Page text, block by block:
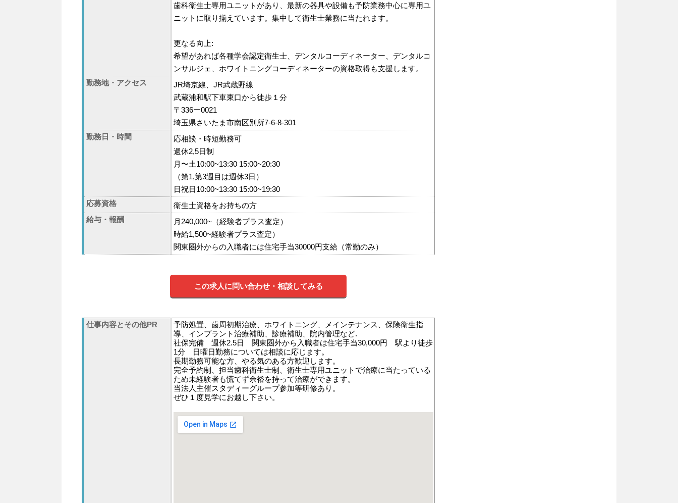
歯科衛生士専用ユニットがあり、最新の器具や設備も予防業務中心に専用ユ
ニットに取り揃えています。集中して衛生士業務に当たれます。
更なる向上:
希望があれば各種学会認定衛生士、デンタルコーディネーター、デンタルコ
ンサルジェ、ホワイトニングコーディネーターの資格取得も支援します。
勤務地・アクセス
JR埼京線、JR武蔵野線
武蔵浦和駅下車東口から徒歩１分
〒336ー0021
埼玉県さいたま市南区別所7-6-8-301
勤務日・時間
応相談・時短勤務可
週休2,5日制
月〜土10:00~13:30 15:00~20:30
（第1,第3週目は週休3日）
日祝日10:00~13:30 15:00~19:30
応募資格
衛生士資格をお持ちの方
給与・報酬
月240,000~（経験者プラス査定）
時給1,500~経験者プラス査定）
関東圏外からの入職者には住宅手当30000円支給（常勤のみ）
この求人に問い合わせ・相談してみる
仕事内容とその他PR
予防処置、歯周初期治療、ホワイトニング、メインテナンス、保険衛生指
導、インプラント治療補助、診療補助、院内管理など.
社保完備 週休2.5日 関東圏外から入職者は住宅手当30,000円 駅より徒歩
1分 日曜日勤務については相談に応じます。
長期勤務可能な方、やる気のある方歓迎します。
完全予約制、担当歯科衛生士制、衛生士専用ユニットで治療に当たっている
ため未経験者も慌てず余裕を持って治療ができます。
当法人主催スタディーグループ参加等研修あり。
ぜひ１度見学にお越し下さい。